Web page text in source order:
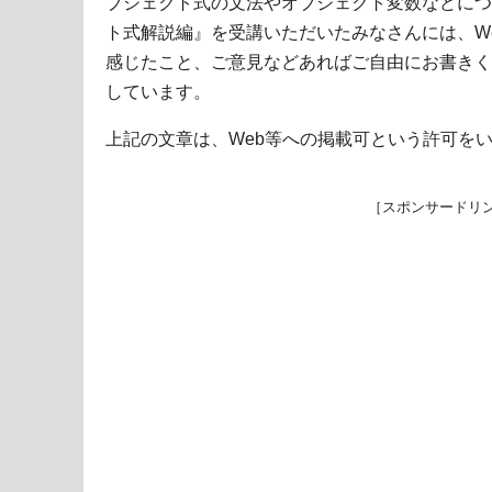
ト式解説編』を受講いただいたみなさんには、
感じたこと、ご意見などあればご自由にお書き
しています。
上記の文章は、Web等への掲載可という許可を
［スポンサードリ